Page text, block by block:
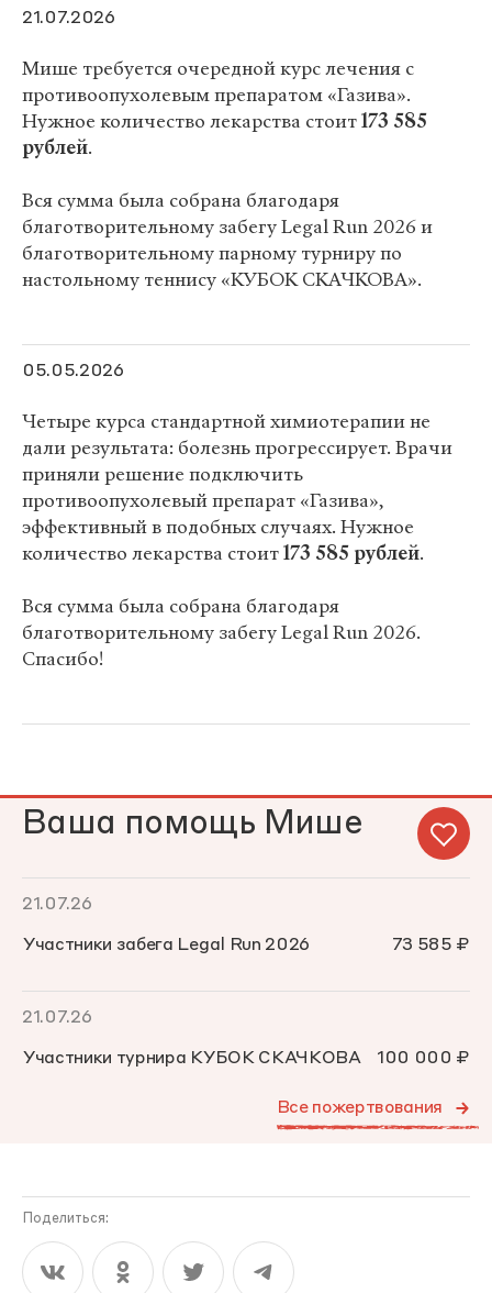
21.07.2026
Мише требуется очередной курс лечения с
противоопухолевым препаратом «Газива».
Нужное количество лекарства стоит173 585
рублей.
Вся сумма была собрана благодаря
благотворительному забегу Legal Run 2026 и
благотворительному парному турниру по
настольному теннису «КУБОК СКАЧКОВА».
05.05.2026
Четыре курса стандартной химиотерапии не
дали результата: болезнь прогрессирует. Врачи
приняли решение подключить
противоопухолевый препарат «Газива»,
эффективный в подобных случаях. Нужное
количество лекарства стоит173 585 рублей.
Вся сумма была собрана благодаря
благотворительному забегу Legal Run 2026.
Спасибо!
Ваша помощь Мише
21.07.26
Участники забега Legal Run 2026 73 585 ₽
21.07.26
Участники турнира КУБОК СКАЧКОВА 100 000 ₽
Все пожертвования
Поделиться: